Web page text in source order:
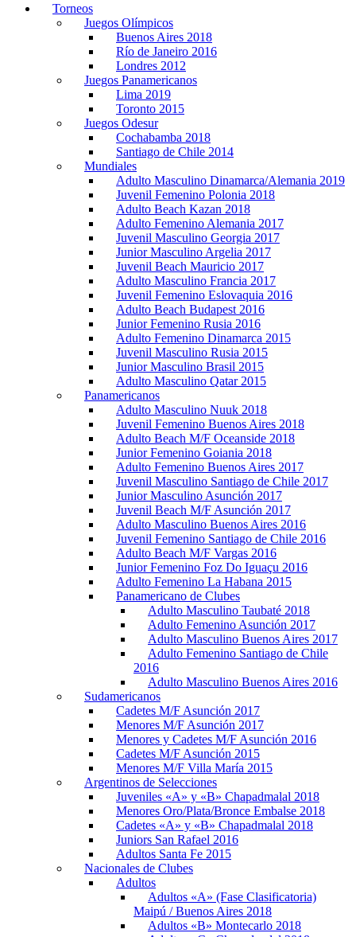
Torneos
Juegos Olímpicos
Buenos Aires 2018
Río de Janeiro 2016
Londres 2012
Juegos Panamericanos
Lima 2019
Toronto 2015
Juegos Odesur
Cochabamba 2018
Santiago de Chile 2014
Mundiales
Adulto Masculino Dinamarca/Alemania 2019
Juvenil Femenino Polonia 2018
Adulto Beach Kazan 2018
Adulto Femenino Alemania 2017
Juvenil Masculino Georgia 2017
Junior Masculino Argelia 2017
Juvenil Beach Mauricio 2017
Adulto Masculino Francia 2017
Juvenil Femenino Eslovaquia 2016
Adulto Beach Budapest 2016
Junior Femenino Rusia 2016
Adulto Femenino Dinamarca 2015
Juvenil Masculino Rusia 2015
Junior Masculino Brasil 2015
Adulto Masculino Qatar 2015
Panamericanos
Adulto Masculino Nuuk 2018
Juvenil Femenino Buenos Aires 2018
Adulto Beach M/F Oceanside 2018
Junior Femenino Goiania 2018
Adulto Femenino Buenos Aires 2017
Juvenil Masculino Santiago de Chile 2017
Junior Masculino Asunción 2017
Juvenil Beach M/F Asunción 2017
Adulto Masculino Buenos Aires 2016
Juvenil Femenino Santiago de Chile 2016
Adulto Beach M/F Vargas 2016
Junior Femenino Foz Do Iguaçu 2016
Adulto Femenino La Habana 2015
Panamericano de Clubes
Adulto Masculino Taubaté 2018
Adulto Femenino Asunción 2017
Adulto Masculino Buenos Aires 2017
Adulto Femenino Santiago de Chile
2016
Adulto Masculino Buenos Aires 2016
Sudamericanos
Cadetes M/F Asunción 2017
Menores M/F Asunción 2017
Menores y Cadetes M/F Asunción 2016
Cadetes M/F Asunción 2015
Menores M/F Villa María 2015
Argentinos de Selecciones
Juveniles «A» y «B» Chapadmalal 2018
Menores Oro/Plata/Bronce Embalse 2018
Cadetes «A» y «B» Chapadmalal 2018
Juniors San Rafael 2016
Adultos Santa Fe 2015
Nacionales de Clubes
Adultos
Adultos «A» (Fase Clasificatoria)
Maipú / Buenos Aires 2018
Adultos «B» Montecarlo 2018